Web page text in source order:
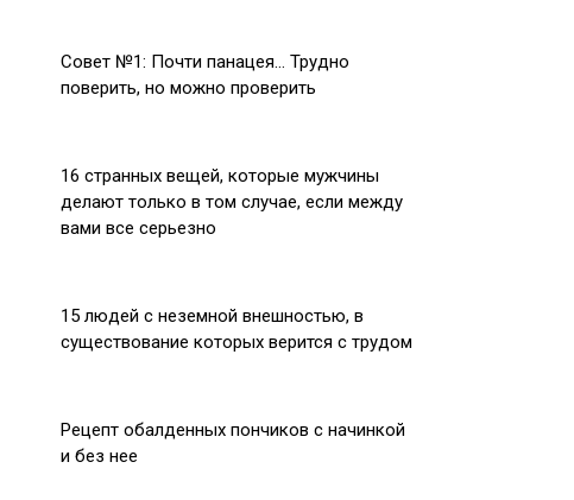
Совет №1: Почти панацея… Трудно
поверить, но можно проверить
16 странных вещей, которые мужчины
делают только в том случае, если между
вами все серьезно
15 людей с неземной внешностью, в
существование которых верится с трудом
Рецепт обалденных пончиков с начинкой
и без нее